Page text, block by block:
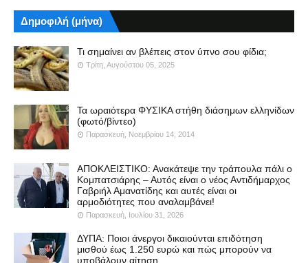
Δημοφιλή (μήνα)
Τι σημαίνει αν βλέπεις στον ύπνο σου φίδια;
Τρίτη, Αυγούστου 05, 2025
Τα ωραιότερα ΦΥΣΙΚΑ στήθη διάσημων ελληνίδων
(φωτό/βίντεο)
Παρασκευή, Νοεμβρίου 14, 2014
ΑΠΟΚΛΕΙΣΤΙΚΟ: Ανακάτεψε την τράπουλα πάλι ο
Κομπατσιάρης – Αυτός είναι ο νέος Αντιδήμαρχος
Γαβριήλ Αμανατίδης και αυτές είναι οι
αρμοδιότητες που αναλαμβάνει!
Παρασκευή, Ιουλίου 31, 2026
ΔΥΠΑ: Ποιοι άνεργοι δικαιούνται επιδότηση
μισθού έως 1.250 ευρώ και πώς μπορούν να
υποβάλουν αίτηση